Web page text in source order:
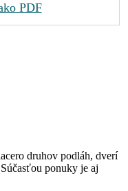
PDF
druhov podláh, dverí
ponuky je aj